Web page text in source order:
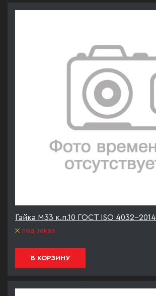
Гайка М33 к.п.10 ГОСТ ISO 4032-2014
под заказ
В КОРЗИНУ